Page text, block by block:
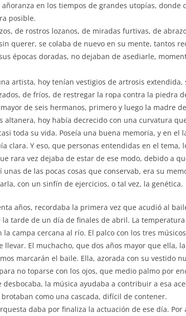
en los tiempos de grandes utopías, donde
posible.
de rostros lozanos, de miradas furtivas, de
querer, se colaba de nuevo en su mente, tantos
épocas doradas, no dejaban de asediarle,
artista, hoy tenían vestigios de artrosis
de fríos, de restregar la ropa contra la piedra
de seis hermanos, primero y luego la madre
altanera, hoy había decrecido con una curvatura
toda su vida. Poseía una buena memoria, y en el
clara. Y eso, que personas entendidas en el tema,
rara vez dejaba de estar de ese modo, debido a
de las pocas cosas que conservab, era su
con un sinfín de ejercicios, o tal vez, la genética.
años, recordaba la primera vez que acudió al
la tarde de un día de finales de abril. La
campa cercana al río. El palco con los tres
llevar. El muchacho, que dos años mayor que ella,
marcarán el baile. Ella, azorada con su vestido
no toparse con los ojos, que medio palmo por
desbocaba, la música ayudaba a contribuir a esa
como una cascada, difícil de contener.
daba por finaliza la actuación de ese día. Por